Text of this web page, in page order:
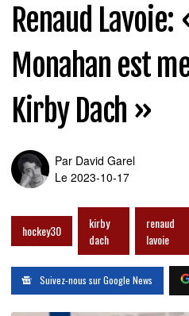
Renaud Lavoie:
Monahan est
Kirby Dach »
Par David Garel
Le 2023-10-17
hockey30
kirby
dach
renaud
lavoie
Suivez-nous sur Google News